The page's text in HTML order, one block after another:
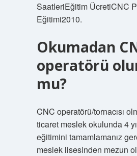
SaatleriEğitim ÜcretiCNC
Eğitimi2010.
Okumadan
operatörü
mu?
CNC operatörü/tornacısı
ticaret meslek okulunda 4
eğitimini tamamlamanız
meslek lisesinden mezun